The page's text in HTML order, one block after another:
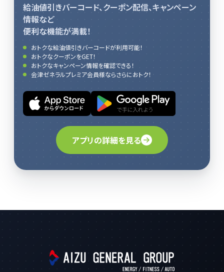
給油値引きバーコード、クーポン配信、キャンペーン
情報など
便利な機能が満載！
おトクな給油値引きバーコードが利用可能！
おトクなクーポンをGET！
おトクなキャンペーン情報を確認できる！
会津ゼネラルプレミア会員様ならさらにおトク！
アプリの詳細を見る